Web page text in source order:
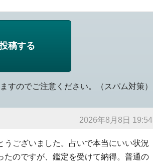
すのでご注意ください。（スパム対策）
2026年8月8日 19:54
うございました。占いで本当にいい状況
たのですが、鑑定を受けて納得。普通の